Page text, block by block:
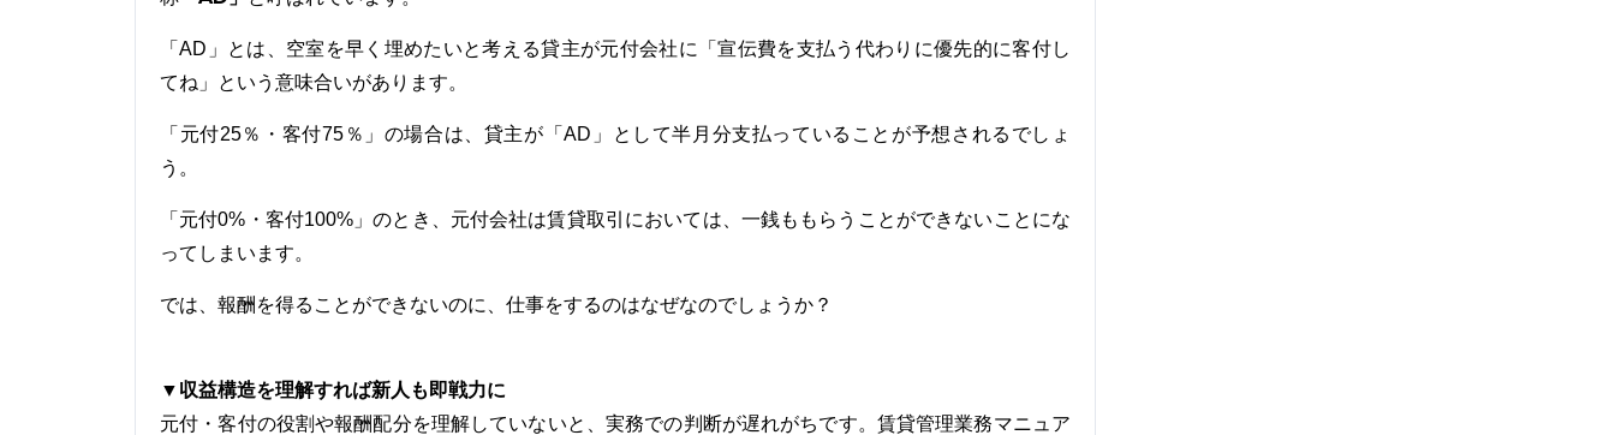
「AD」とは、空室を早く埋めたいと考える貸主が元付会社に「宣伝費を支払う代わりに優先的に客付し
てね」という意味合いがあります。
「元付25％・客付75％」の場合は、貸主が「AD」として半月分支払っていることが予想されるでしょ
う。
「元付0%・客付100%」のとき、元付会社は賃貸取引においては、一銭ももらうことができないことにな
ってしまいます。
では、報酬を得ることができないのに、仕事をするのはなぜなのでしょうか？
▼収益構造を理解すれば新人も即戦力に
元付・客付の役割や報酬配分を理解していないと、実務での判断が遅れがちです。賃貸管理業務マニュア